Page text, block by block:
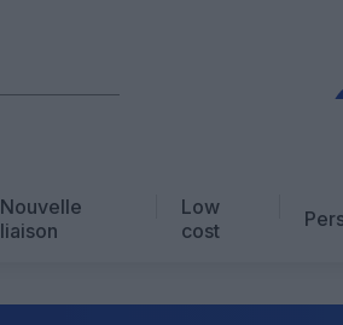
Nouvelle
liaison
Low
cost